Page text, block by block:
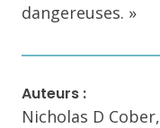
dangereuses. »
Auteurs :
Nicholas D